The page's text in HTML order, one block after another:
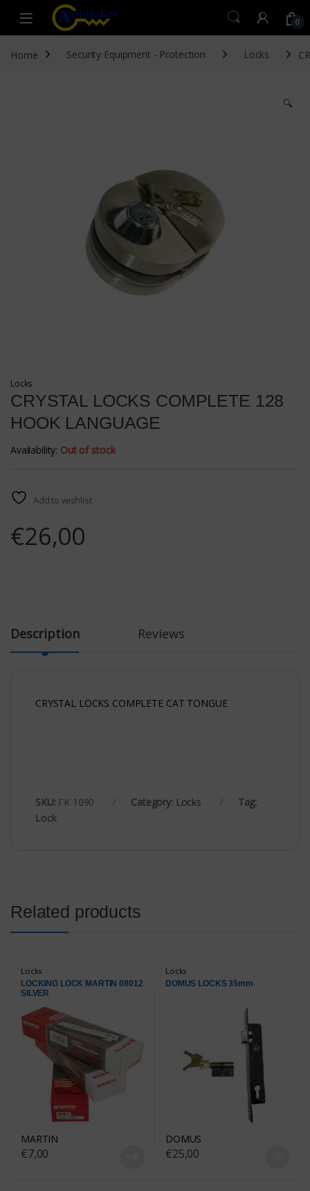
Skip to navigation
Skip to content
Open 0
Home Security Equipment - Protection Locks
🔍
Locks
CRYSTAL LOCKS COMPLETE 128
HOOK LANGUAGE
Availability: Out of stock
Add to wishlist
€26,00
Description Reviews
CRYSTAL LOCKS COMPLETE CAT TONGUE
SKU: ΓΚ 1090 Category: Locks
Tag:
Lock
Related products
Locks
LOCKING LOCK MARTIN 08012
SILVER
MARTIN
€7,00
Locks
DOMUS LOCKS 35mm
DOMUS
€25,00